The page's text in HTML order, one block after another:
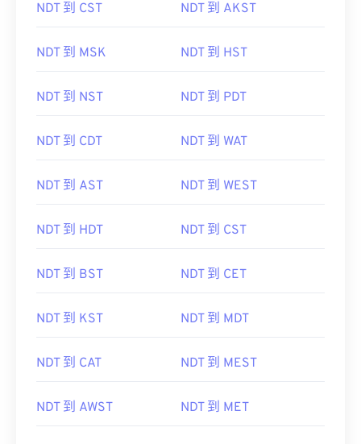
NDT 到 CST NDT 到 AKST
NDT 到 MSK NDT 到 HST
NDT 到 NST NDT 到 PDT
NDT 到 CDT NDT 到 WAT
NDT 到 AST NDT 到 WEST
NDT 到 HDT NDT 到 CST
NDT 到 BST NDT 到 CET
NDT 到 KST NDT 到 MDT
NDT 到 CAT NDT 到 MEST
NDT 到 AWST NDT 到 MET